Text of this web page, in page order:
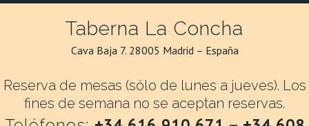
Taberna La Concha
Cava Baja 7. 28005 Madrid – España
Reserva de mesas (sólo de lunes a jueves). Los
fines de semana no se aceptan reservas.